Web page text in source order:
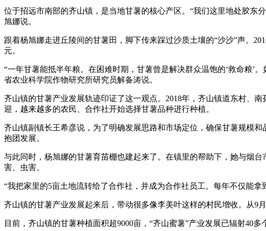
位于招远市南部的齐山镇，是当地甘薯的核心产区。“我们这里地处胶东
旭娜说。
跟着杨旭娜走进丘陵间的甘薯田，脚下传来踩过沙质土壤的“沙沙”声。
元。
“一年甘薯能抵半年粮。在困难时期，甘薯曾是解决群众温饱的‘救命粮’。
省农业科学院作物研究所研究员解备涛说。
齐山镇的甘薯产业发展轨迹印证了这一观点。2018年，齐山镇道东村、
迎，越来越多的农民、合作社开始选择甘薯品种进行种植。
齐山镇副镇长王希彦说，为了明确发展思路和市场定位，确保甘薯规模
抱团发展。
与此同时，杨旭娜的甘薯育苗棚也建起来了。在镇里的帮助下，她与烟
害、虫害。
“我把家里的5亩土地流转给了合作社，并成为合作社员工。每年不仅能
齐山镇的甘薯产业发展起来后，带动很多像李美叶这样的村民增收。从9
目前，齐山镇的甘薯种植面积超9000亩，“齐山蜜薯”产业发展已辐射40